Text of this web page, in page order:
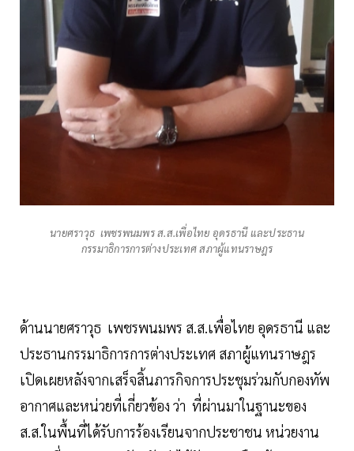
นายศราวุธ เพชรพนมพร ส.ส.เพื่อไทย อุดรธานี และประธาน
กรรมาธิการการต่างประเทศ สภาผู้แทนราษฎร
ด้านนายศราวุธ เพชรพนมพร ส.ส.เพื่อไทย อุดรธานี และ
ประธานกรรมาธิการการต่างประเทศ สภาผู้แทนราษฎร
เปิดเผยหลังจากเสร็จสิ้นภารกิจการประชุมร่วมกับกองทัพ
อากาศและหน่วยที่เกี่ยวข้อง ว่า ที่ผ่านมาในฐานะของ
ส.ส.ในพื้นที่ได้รับการร้องเรียนจากประชาชน หน่วยงาน